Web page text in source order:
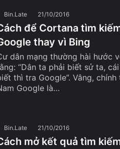
Bin.Late 21/10/2016
để Cortana tìm
thay vì Bing
dân mạng thường hài hước
“Dân ta phải biết sử ta,
thì tra Google”. Vâng, chính
Google là…
Bin.Late 21/10/2016
mở kết quả tìm